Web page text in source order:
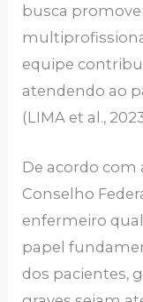
busca
equipe
atendendo ao
(LIMA et al.,
De acordo com
Conselho
enfermeiro
papel
dos pacientes,